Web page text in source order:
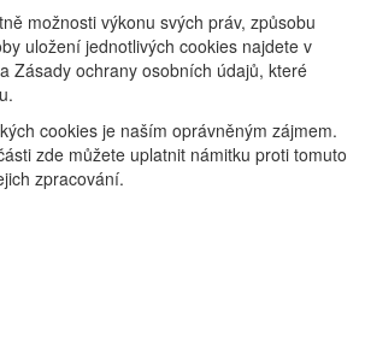
možnosti výkonu svých práv, způsobu
uložení jednotlivých cookies najdete v
Zásady ochrany osobních údajů, které
cookies je naším oprávněným zájmem.
zde můžete uplatnit námitku proti tomuto
zpracování.